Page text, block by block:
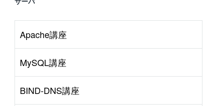
Apache講座
MySQL講座
BIND-DNS講座